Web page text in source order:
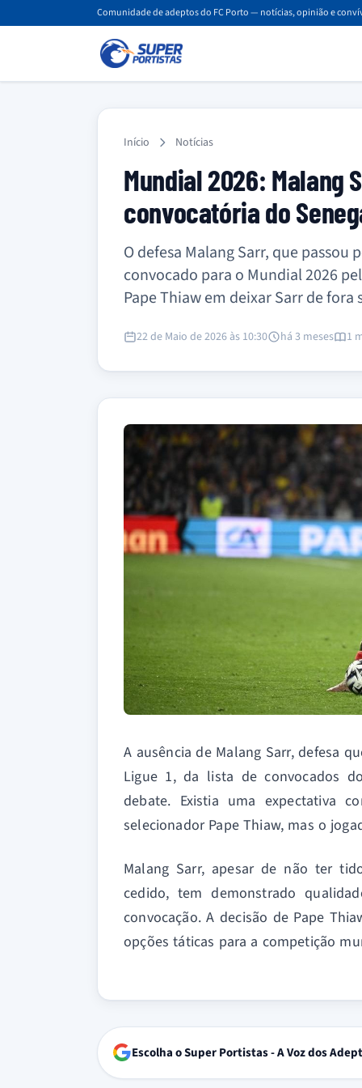
Comunidade de adeptos do FC Porto — notícias, opinião e
Início Notícias
Mundial 2026: Malang
convocatória do
O defesa Malang Sarr, que passou
convocado para o Mundial 2026
Pape Thiaw em deixar Sarr de
22 de Maio de 2026 às 10:30 há 3 meses 1
A ausência de Malang Sarr, defesa
Ligue 1, da lista de convocados
debate. Existia uma expectativa
selecionador Pape Thiaw, mas o
Malang Sarr, apesar de não ter
cedido, tem demonstrado
convocação. A decisão de Pape
opções táticas para a competição
Escolha o Super Portistas - A Voz dos